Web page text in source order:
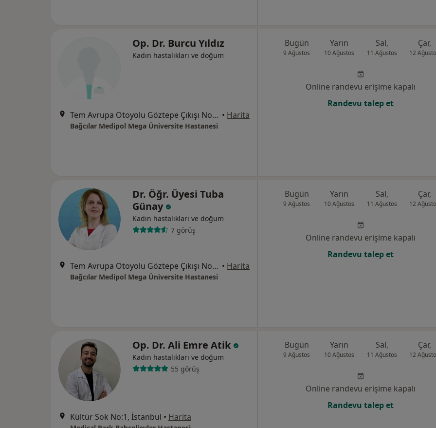
Op. Dr. Burcu Yıldız
Kadın hastalıkları ve doğum
Tem Avrupa Otoyolu Göztepe Çıkışı No: 1Bağcılar, İstanbul • Harita
Bağcılar Medipol Mega Üniversite Hastanesi
Bugün
9 Ağustos
Yarın
10 Ağustos
Sal,
11 Ağustos
Çar,
12
Online randevu erişime kapalı
Randevu talep et
Dr. Öğr. Üyesi Tuba
Günay
Kadın hastalıkları ve doğum
7 görüş
Tem Avrupa Otoyolu Göztepe Çıkışı No: 1Bağcılar, İstanbul • Harita
Bağcılar Medipol Mega Üniversite Hastanesi
Bugün
9 Ağustos
Yarın
10 Ağustos
Sal,
11 Ağustos
Çar,
12
Online randevu erişime kapalı
Randevu talep et
Op. Dr. Ali Emre Atik
Kadın hastalıkları ve doğum
55 görüş
Kültür Sok No:1, İstanbul • Harita
Bugün
9 Ağustos
Yarın
10 Ağustos
Sal,
11 Ağustos
Çar,
12
Online randevu erişime kapalı
Randevu talep et